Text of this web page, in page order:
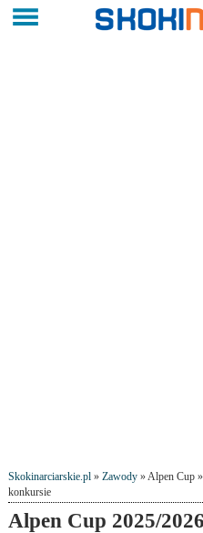
Skokinarciarskie.pl» Zawody» Alpen Cup »
konkursie
Alpen Cup 2025/2026